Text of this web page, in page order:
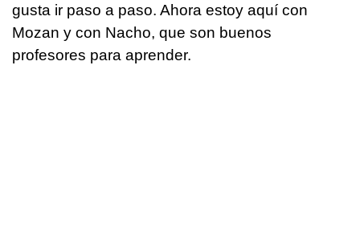
gusta ir paso a paso. Ahora estoy aquí con
Mozan y con Nacho, que son buenos
profesores para aprender.